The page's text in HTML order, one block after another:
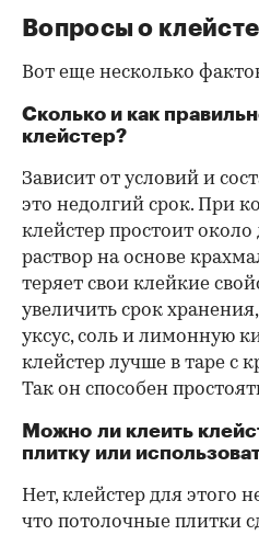
Вопросы о
Вот еще несколько
Сколько и как
клейстер?
Зависит от условий и
это недолгий срок. При
клейстер простоит
раствор на основе
теряет свои клейкие
увеличить срок
уксус, соль и лимонную
клейстер лучше в таре с
Так он способен
Можно ли клеить
плитку или
Нет, клейстер для этого
что потолочные плитки